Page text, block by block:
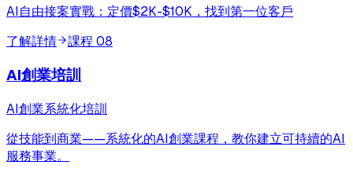
AI自由接案實戰：定價$2K-$10K，找到第一位客戶
了解詳情
課程 08
AI創業培訓
AI創業系統化培訓
從技能到商業——系統化的AI創業課程，教你建立可持續的AI
服務事業。